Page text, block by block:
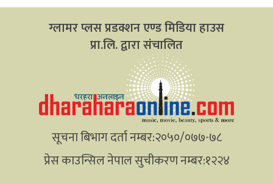
ग्लामर प्लस प्रडक्शन एण्ड मिडिया हाउस
प्रा.लि. द्वारा संचालित
सूचना बिभाग दर्ता नम्बर:२०५०/०७७-७८
प्रेस काउन्सिल नेपाल सुचीकरण नम्बर:१२२४